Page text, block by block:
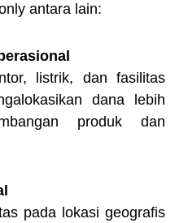
antara lain:
listrik, dan fasilitas
dana lebih
produk dan
pada lokasi geografis